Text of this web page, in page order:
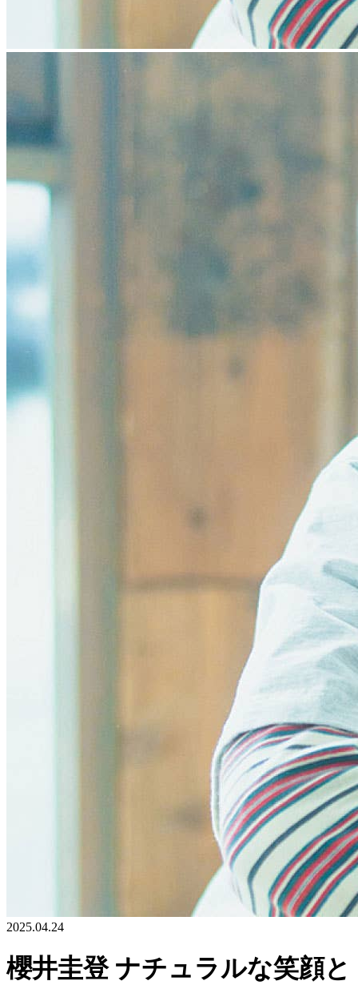
2025.04.24
櫻井圭登 ナチュラルな笑顔と